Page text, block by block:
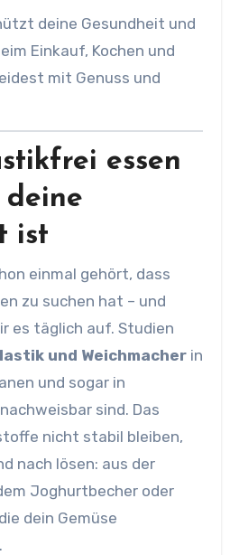
Einkauf, Kochen und
mit Genuss und
essen
ist
einmal gehört, dass
zu suchen hat – und
es täglich auf. Studien
und Weichmacherin
und sogar in
sind. Das
nicht stabil bleiben,
nach lösen: aus der
Joghurtbecher oder
dein Gemüse